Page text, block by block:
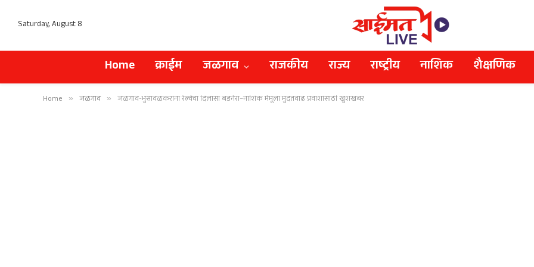
Saturday, August 8
Home क्राईम जळगाव राजकीय राज्य राष्ट्रीय नाशिक शैक्षणिक
Home » जळगाव » जळगाव-भुसावळकरांना रेल्वेचा दिलासा बडनेरा–नाशिक मेमूला मुदतवाढ प्रवाशांसाठी खुशखबर